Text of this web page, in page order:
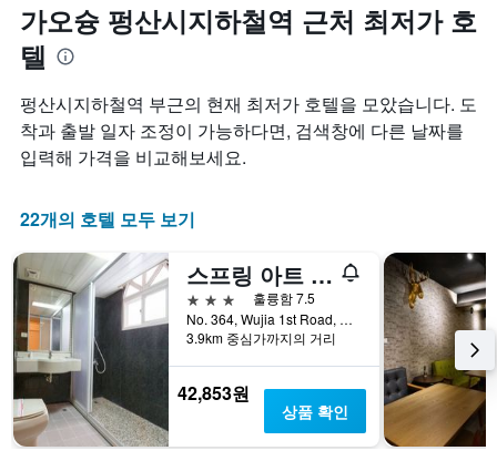
가오슝 펑산시지하철역 근처 최저가 호
텔
펑산시지하철역 부근의 현재 최저가 호텔을 모았습니다. 도
착과 출발 일자 조정이 가능하다면, 검색창에 다른 날짜를
입력해 가격을 비교해보세요.
22개의 호텔 모두 보기
스프링 아트 호텔
3성급
훌륭함 7.5
No. 364, Wujia 1st Road, 가오슝, 대만
3.9km 중심가까지의 거리
42,853원
상품 확인